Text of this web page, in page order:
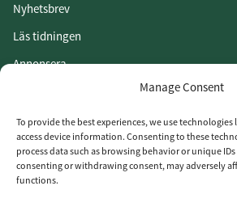
Manage Consent
To provide the best experiences, we use
access device information. Consenting to these
process data such as browsing behavior or unique
consenting or withdrawing consent, may adversely
functions.
Nyhetsbrev
Läs tidningen
Annonsera
Vår integritetspolicy
Följ oss
LinkedIn